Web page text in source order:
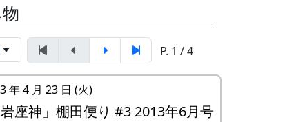
P. 1 / 4
年 4 月 23 日 (火)
岩座神」棚田便り #3 2013年6月号